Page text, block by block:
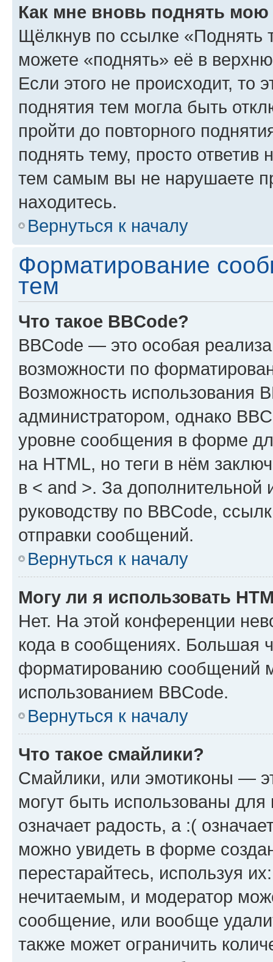
Как мне вновь поднять мою
Щёлкнув по ссылке «Поднять
можете «поднять» её в
Если этого не происходит, то
поднятия тем могла быть
пройти до повторного
поднять тему, просто ответив
тем самым вы не нарушаете
находитесь.
Вернуться к началу
Форматирование
тем
Что такое BBCode?
BBCode — это особая
возможности по
Возможность использования
администратором, однако
уровне сообщения в форме
на HTML, но теги в нём
в < and >. За
руководству по BBCode,
отправки сообщений.
Вернуться к началу
Могу ли я использовать
Нет. На этой конференции
кода в сообщениях. Большая
форматированию сообщений
использованием BBCode.
Вернуться к началу
Что такое смайлики?
Смайлики, или эмотиконы —
могут быть использованы
означает радость, а :(
можно увидеть в форме
перестарайтесь, используя
нечитаемым, и модератор
сообщение, или вообще
также может ограничить